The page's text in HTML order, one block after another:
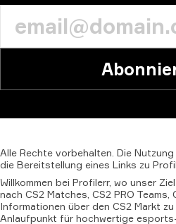
Alle Rechte vorbehalten. Die Nutzung
die Bereitstellung eines Links zu
Willkommen bei Profilerr, wo unser
nach CS2 Matches, CS2 PRO Teams,
Informationen über den CS2 Markt
Anlaufpunkt für hochwertige